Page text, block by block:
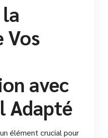
Vos
avec
Adapté
élément crucial pour